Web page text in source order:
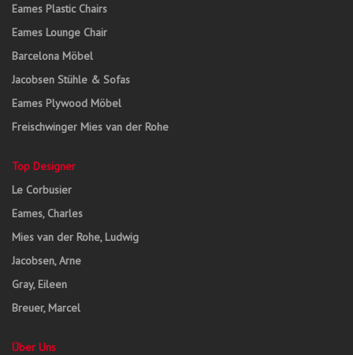
Eames Plastic Chairs
Eames Lounge Chair
Barcelona Möbel
Jacobsen Stühle & Sofas
Eames Plywood Möbel
Freischwinger Mies van der Rohe
Top Designer
Le Corbusier
Eames, Charles
Mies van der Rohe, Ludwig
Jacobsen, Arne
Gray, Eileen
Breuer, Marcel
Über Uns